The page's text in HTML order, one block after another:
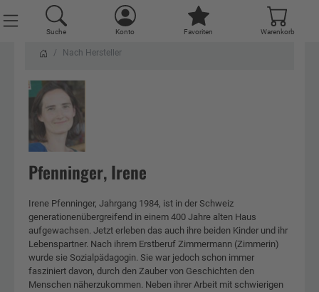
Suche Konto Favoriten Warenkorb
Nach Hersteller
Pfenninger, Irene
Irene Pfenninger, Jahrgang 1984, ist in der Schweiz
generationenübergreifend in einem 400 Jahre alten Haus
aufgewachsen. Jetzt erleben das auch ihre beiden Kinder und ihr
Lebenspartner. Nach ihrem Erstberuf Zimmermann (Zimmerin)
wurde sie Sozialpädagogin. Sie war jedoch schon immer
fasziniert davon, durch den Zauber von Geschichten den
Menschen näherzukommen. Neben ihrer Arbeit mit schwierigen